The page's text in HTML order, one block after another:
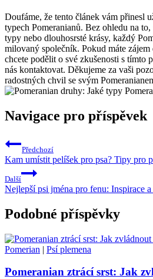
Doufáme, že ‌tento článek vám přinesl
typech Pomeranianů. Bez ohledu na
typy⁤ nebo dlouhosrsté krásy, každý
milovaný ​společník.⁢ Pokud máte zájem‌
chcete podělit o⁢ své zkušenosti s⁢ tímto
nás kontaktovat. Děkujeme za vaši⁤
⁢radostných chvil ⁣se svým
Navigace pro příspěvek
Předchozí
Kam umístit pelíšek pro psa? Tipy pro
Další
Nejlepší psi jména pro fenu: Inspirace
Podobné příspěvky
Pomerian | Psí plemena
Pomeranian ztrácí srst: Jak